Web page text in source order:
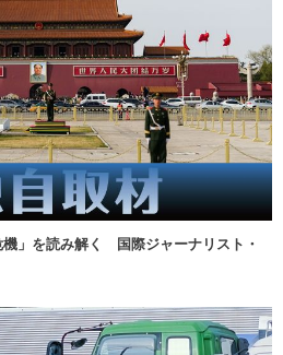
機」を読み解く 国際ジャーナリスト・